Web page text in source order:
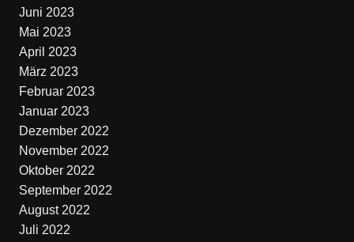
Juni 2023
Mai 2023
April 2023
März 2023
Februar 2023
Januar 2023
Dezember 2022
November 2022
Oktober 2022
September 2022
August 2022
Juli 2022